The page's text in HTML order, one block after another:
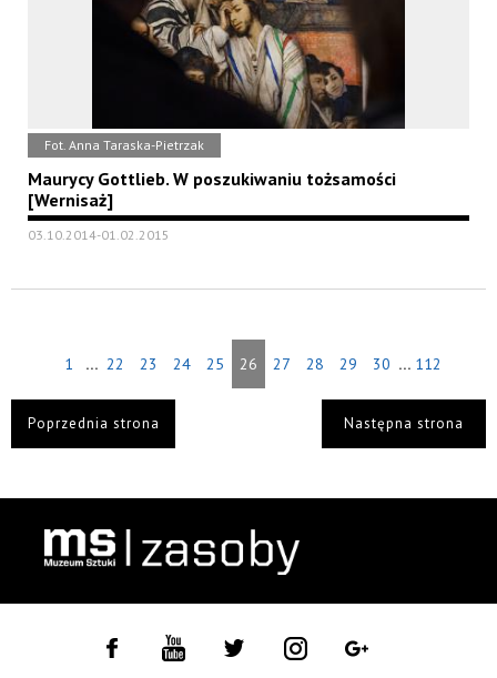
Fot. Anna Taraska-Pietrzak
Maurycy Gottlieb. W poszukiwaniu tożsamości
[Wernisaż]
03.10.2014-01.02.2015
1 ... 22 23 24 25 26 27 28 29 30 ... 112
Poprzednia strona Następna strona